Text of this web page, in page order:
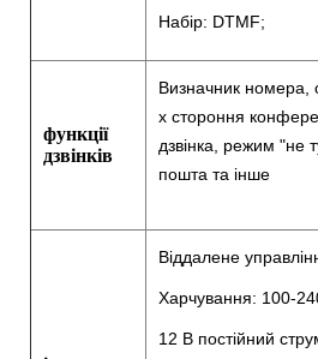
Набір: DTMF;
функції
дзвінків
Визначник номера,
х стороння
дзвінка, режим "не
пошта та інше
Віддалене
Харчування: 100-
12 В постійний